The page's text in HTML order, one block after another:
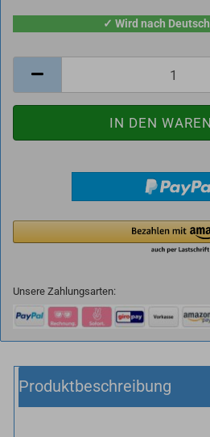
✓ Wird nach
Unsere Zahlungsarten:
Produktbeschreibung